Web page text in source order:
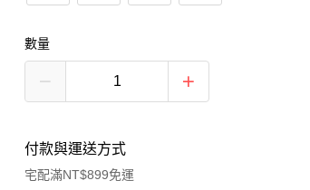
數量
付款與運送方式
宅配滿NT$899免運